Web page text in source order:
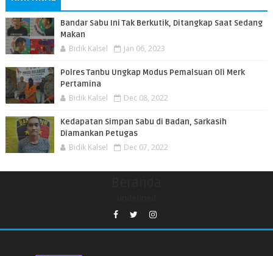
Bandar Sabu Ini Tak Berkutik, Ditangkap Saat Sedang
Makan
Bidik Kalsel Jan 06, 2023
Polres Tanbu Ungkap Modus Pemalsuan Oli Merk
Pertamina
Bidik Kalsel Dec 08, 2022
Kedapatan Simpan Sabu di Badan, Sarkasih
Diamankan Petugas
Bidik Kalsel Dec 07, 2022